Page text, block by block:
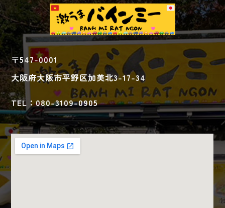
〒547-0001
大阪府大阪市平野区加美北3-17-34
TEL：080-3109-0905